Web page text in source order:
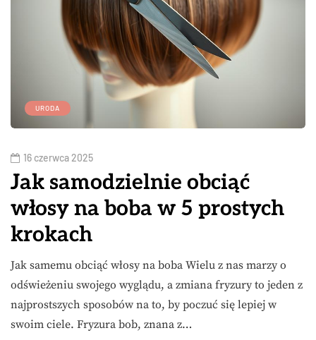
URODA
16 czerwca 2025
Jak samodzielnie obciąć
włosy na boba w 5 prostych
krokach
Jak samemu obciąć włosy na boba Wielu z nas marzy o
odświeżeniu swojego wyglądu, a zmiana fryzury to jeden z
najprostszych sposobów na to, by poczuć się lepiej w
swoim ciele. Fryzura bob, znana z…